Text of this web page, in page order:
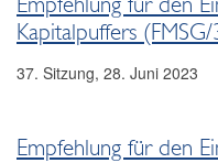
2022
2020
Kapitalpuffers
37. Sitzung, 28. Juni 2023
Empfehlung für den